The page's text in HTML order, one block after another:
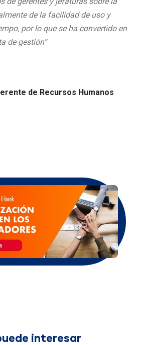
de la facilidad de uso y
por lo que se ha convertido en
de gestión”
de Recursos Humanos
interesar